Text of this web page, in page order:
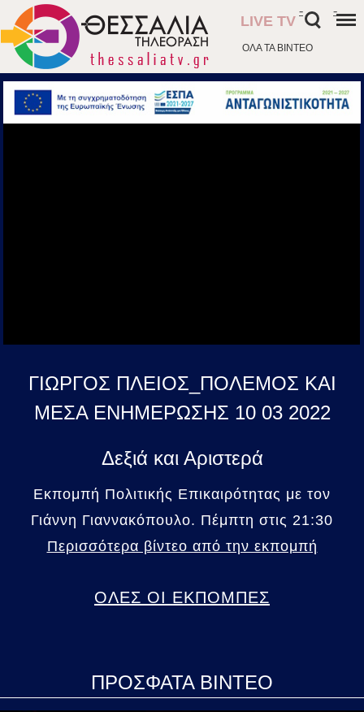
ΟΛΑ ΤΑ ΒΙΝΤΕΟ
LIVE TV
- -
ΓΙΩΡΓΟΣ ΠΛΕΙΟΣ_ΠΟΛΕΜΟΣ ΚΑΙ
ΜΕΣΑ ΕΝΗΜΕΡΩΣΗΣ 10 03 2022
Δεξιά και Αριστερά
Εκπομπή Πολιτικής Επικαιρότητας με τον
Γιάννη Γιαννακόπουλο. Πέμπτη στις 21:30
Περισσότερα βίντεο από την εκπομπή
ΟΛΕΣ ΟΙ ΕΚΠΟΜΠΕΣ
ΠΡΟΣΦΑΤΑ ΒΙΝΤΕΟ